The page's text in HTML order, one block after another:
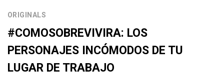
ORIGINALS
#COMOSOBREVIVIRA: LOS
PERSONAJES INCÓMODOS DE TU
LUGAR DE TRABAJO